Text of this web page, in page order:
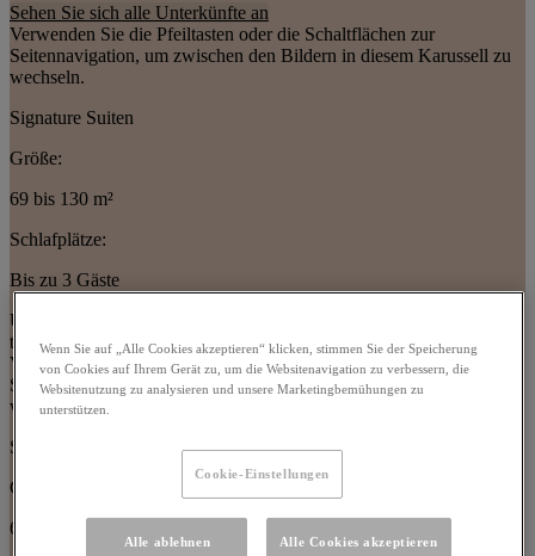
Sehen Sie sich alle Unterkünfte an
Verwenden Sie die Pfeiltasten oder die Schaltflächen zur
Seitennavigation, um zwischen den Bildern in diesem Karussell zu
wechseln.
Signature Suiten
Größe:
69 bis 130 m²
Schlafplätze:
Bis zu 3 Gäste
Use arrow keys or navigation buttons to browse through content in
this slider
Verwenden Sie die Pfeiltasten oder die Schaltflächen zur
Seitennavigation, um zwischen den Bildern in diesem Karussell zu
wechseln.
Suiten mit einem Schlafzimmer
Größe:
62 bis 68 m²
Wenn Sie auf „Alle Cookies akzeptieren“ klicken, stimmen Sie der Speicherung
von Cookies auf Ihrem Gerät zu, um die Websitenavigation zu verbessern, die
Websitenutzung zu analysieren und unsere Marketingbemühungen zu
unterstützen.
Cookie-Einstellungen
Alle ablehnen Alle Cookies akzeptieren